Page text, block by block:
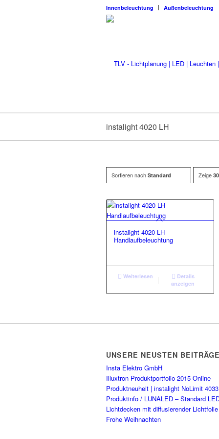
Innenbeleuchtung Außenbeleuchtung
instalight 4020 LH
Sortieren nach Standard Zeige
instalight 4020 LH
Handlaufbeleuchtung
Weiterlesen
Details
anzeigen
UNSERE NEUSTEN
Insta Elektro GmbH
Illuxtron Produktportfolio 2015 Online
Produktneuheit | instalight NoLimit 4033
Produktinfo / LUNALED – Standard
Lichtdecken mit diffusierender Lichtfolie
Frohe Weihnachten